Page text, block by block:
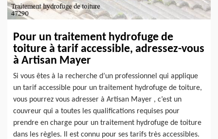
Pour un traitement hydrofuge de
toiture à tarif accessible, adressez-vous
à Artisan Mayer
Si vous êtes à la recherche d’un professionnel qui applique
un tarif accessible pour un traitement hydrofuge de toiture,
vous pourrez vous adresser à Artisan Mayer , c’est un
couvreur qui a toutes les qualifications requises pour
prendre en charge pour un traitement hydrofuge de toiture
dans les règles. Il est connu pour ses tarifs très accessibles.